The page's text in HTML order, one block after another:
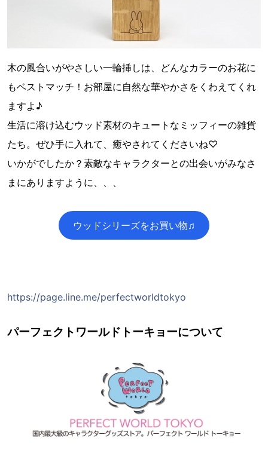
木の風合いがやさしい一輪挿しは、どんなカラーのお花に
もベストマッチ！お部屋に自然な華やかさをくわえてくれ
ますよ♪
生活に溶け込むウッド素材のキュートなミッフィーの雑貨
たち。ぜひ手に入れて、癒やされてくださいね♡
いかがでしたか？素敵なキャラクターとの出会いがみなさ
まにありますように、、、
ウッドシリーズをお買い物♫
https://page.line.me/perfectworldtokyo
パーフェクトワールドトーキョーについて